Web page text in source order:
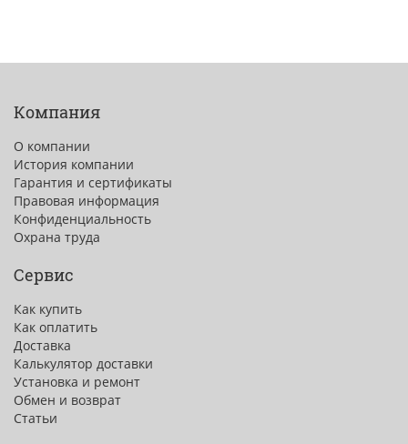
Компания
О компании
История компании
Гарантия и сертификаты
Правовая информация
Конфиденциальность
Охрана труда
Сервис
Как купить
Как оплатить
Доставка
Калькулятор доставки
Установка и ремонт
Обмен и возврат
Статьи